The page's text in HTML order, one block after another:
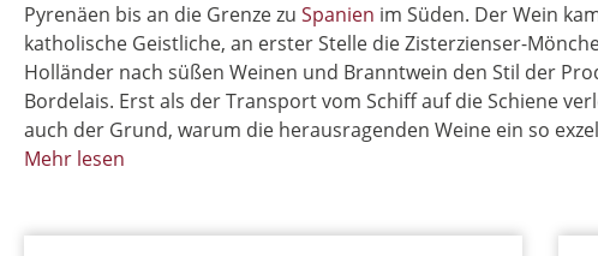
Pyrenäen bis an die Grenze zu Spanien im Süden. Der Wein
katholische Geistliche, an erster Stelle die Zisterzienser-
Holländer nach süßen Weinen und Branntwein den Stil der
Bordelais. Erst als der Transport vom Schiff auf die Schiene
auch der Grund, warum die herausragenden Weine ein so
Mehr lesen